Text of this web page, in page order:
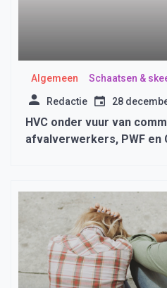
Algemeen Schaatsen &
Redactie 28
HVC onder vuur van
afvalverwerkers, PWF en